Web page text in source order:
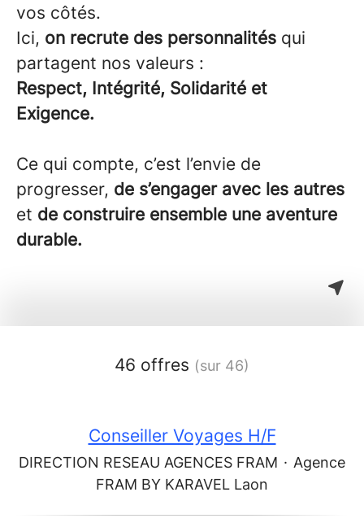
vos côtés.
Ici, on recrute des personnalités qui
partagent nos valeurs :
Respect, Intégrité, Solidarité et
Exigence.
Ce qui compte, c’est l’envie de
progresser, de s’engager avec les autres
et de construire ensemble une aventure
durable.
46 offres (sur 46)
Conseiller Voyages H/F
DIRECTION RESEAU AGENCES FRAM · Agence
FRAM BY KARAVEL Laon